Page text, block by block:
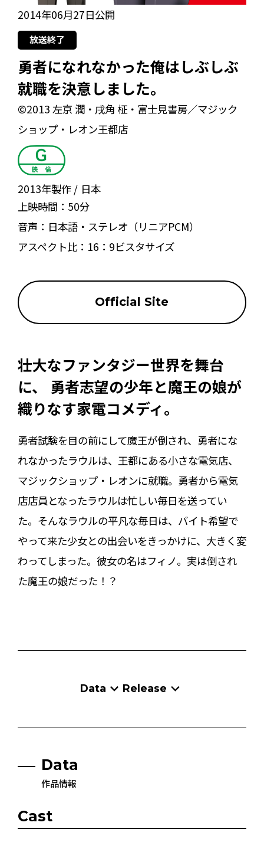
2014年06月27日公開
放送終了
勇者になれなかった俺はしぶしぶ
就職を決意しました。
©2013 左京 潤・戌角 柾・富士見書房／マジック
ショップ・レオン王都店
2013年製作
日本
上映時間： 50分
音声： 日本語・ステレオ（リニアPCM）
アスペクト比： 16：9ビスタサイズ
Official Site
壮大なファンタジー世界を舞台
に、 勇者志望の少年と魔王の娘が
織りなす家電コメディ。
勇者試験を目の前にして魔王が倒され、勇者にな
れなかったラウルは、王都にある小さな電気店、
マジックショップ・レオンに就職。勇者から電気
店店員となったラウルは忙しい毎日を送ってい
た。そんなラウルの平凡な毎日は、バイト希望で
やって来た少女との出会いをきっかけに、大きく変
わってしまった。彼女の名はフィノ。実は倒され
た魔王の娘だった！？
Data Release
Data
作品情報
Cast